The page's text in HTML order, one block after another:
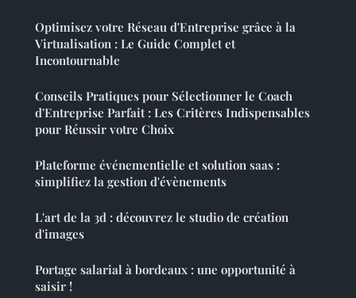
Optimisez votre Réseau d'Entreprise grâce à la
Virtualisation : Le Guide Complet et
Incontournable
Conseils Pratiques pour Sélectionner le Coach
d'Entreprise Parfait : Les Critères Indispensables
pour Réussir votre Choix
Plateforme événementielle et solution saas :
simplifiez la gestion d'évènements
L'art de la 3d : découvrez le studio de création
d'images
Portage salarial à bordeaux : une opportunité à
saisir !